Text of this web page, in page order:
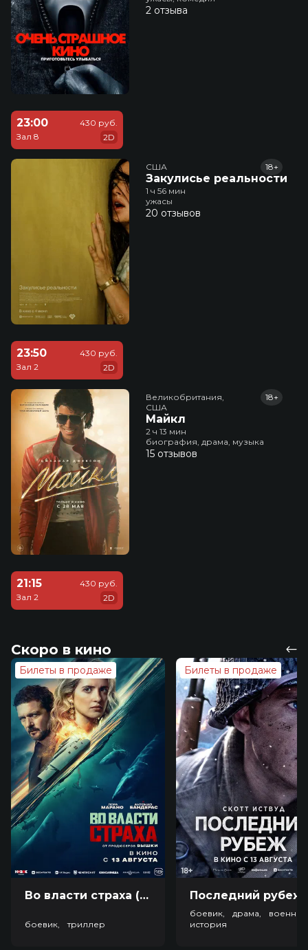
2 отзыва
23:00
Зал 8
430 руб.
2D
США
Закулисье реальности
18+
1 ч 56 мин
ужасы
20 отзывов
23:50
Зал 2
430 руб.
2D
Великобритания,
США
Майкл
18+
2 ч 13 мин
биография, драма, музыка
15 отзывов
21:15
Зал 2
430 руб.
2D
Скоро в кино
Билеты в продаже
Во власти страха (18+)
боевик, триллер
Билеты в продаже
боевик, драма,
история